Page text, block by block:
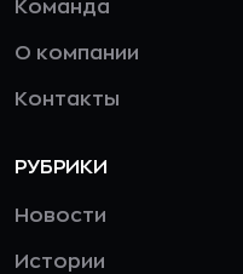
Команда
О компании
Контакты
РУБРИКИ
Новости
Истории